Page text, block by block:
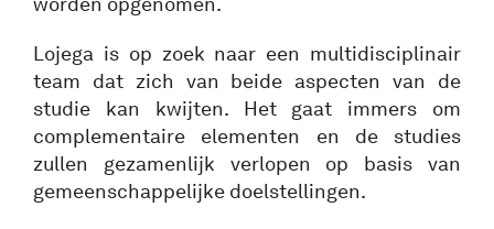
worden opgenomen.
Lojega is op zoek naar een multidisciplinair
team dat zich van beide aspecten van de
studie kan kwijten. Het gaat immers om
complementaire elementen en de studies
zullen gezamenlijk verlopen op basis van
gemeenschappelijke doelstellingen.